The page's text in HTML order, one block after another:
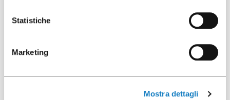
Statistiche
Marketing
Mostra dettagli